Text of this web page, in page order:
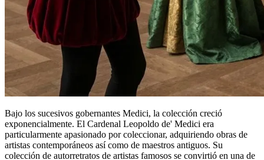
Bajo los sucesivos gobernantes Medici, la colección creció
exponencialmente. El Cardenal Leopoldo de' Medici era
particularmente apasionado por coleccionar, adquiriendo obras de
artistas contemporáneos así como de maestros antiguos. Su
colección de autorretratos de artistas famosos se convirtió en una de